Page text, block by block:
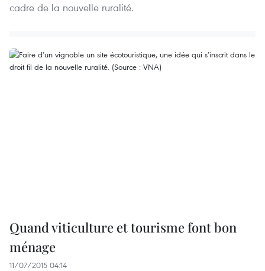
cadre de la nouvelle ruralité.
Quand viticulture et tourisme font bon
ménage
11/07/2015 04:14